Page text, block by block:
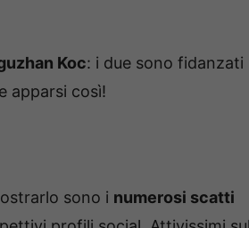
Koc: i due sono fidanzati
apparsi così!
sono i numerosi scatti